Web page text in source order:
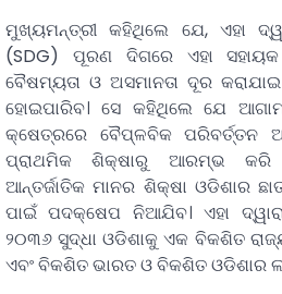
ମୁଖ୍ୟମନ୍ତ୍ରୀ କହିଥିଲେ ଯେ, ଏହା
(SDG) ପୂରଣ ଦିଗରେ ଏହା
ବୈଷମ୍ୟତା ଓ ଅସମାନତା ଦୂର
ହୋଇପାରିବ। ସେ କହିଥିଲେ ଯେ
କ୍ଷେତ୍ରରେ ବୈପ୍ଳବିକ ପରିବର୍ତ୍ତନ
ପ୍ରାଥମିକ ଶିକ୍ଷାରୁ ଆରମ୍ଭ କରି
ଆନ୍ତର୍ଜାତିକ ମାନର ଶିକ୍ଷା ଓଡିଶାର
ପାଇଁ ପଦକ୍ଷେପ ନିଆଯିବ। ଏହା
୨୦୩୬ ସୁଦ୍ଧା ଓଡିଶାକୁ ଏକ ବିକଶିତ
ଏବଂ ବିକଶିତ ଭାରତ ଓ ବିକଶିତ ଓଡିଶାର